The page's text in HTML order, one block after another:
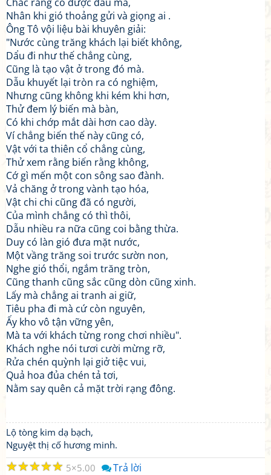
Nhân khi gió thoảng gửi và giọng ai .
Ông Tô vội liệu bài khuyên giải:
"Nước cùng trăng khách lại biết không,
Dẩu đi như thế chẳng cùng,
Cũng là tạo vật ở trong đó mà.
Dẫu khuyết lại tròn ra có nghiệm,
Nhưng cũng không khi kém khi hơn,
Thử đem lý biến mà bàn,
Có khi chớp mắt dài hơn cao dày.
Ví chẳng biến thế này cũng có,
Vật với ta thiên cổ chẳng cùng,
Thử xem rằng biến rằng không,
Cớ gì mến một con sông sao đành.
Vả chăng ở trong vành tạo hóa,
Vật chi chi cũng đã có người,
Của mình chẳng có thì thôi,
Dẫu nhiều ra nữa cũng coi bằng thừa.
Duy có làn gió đưa mặt nước,
Một vầng trăng soi trước sườn non,
Nghe gió thổi, ngắm trăng tròn,
Cũng thanh cũng sắc cũng dòn cũng xinh.
Lấy mà chẳng ai tranh ai giữ,
Tiêu pha đi mà cứ còn nguyên,
Ấy kho vô tận vững yên,
Mà ta với khách từng rong chơi nhiều".
Khách nghe nói tươi cười mừng rỡ,
Rửa chén quỳnh lại giở tiệc vui,
Quả hoa đủa chén tả tơi,
Nằm say quên cả mặt trời rạng đông.
Lộ tòng kim dạ bạch,
Nguyệt thị cố hương minh.
☆
☆
☆
☆
☆ 5 5.00 Trả lời